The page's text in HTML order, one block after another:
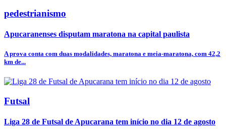
pedestrianismo
Apucaranenses disputam maratona na capital paulista
A prova conta com duas modalidades, maratona e meia-maratona, com 42,2
km de...
Futsal
Liga 28 de Futsal de Apucarana tem início no dia 12 de agosto